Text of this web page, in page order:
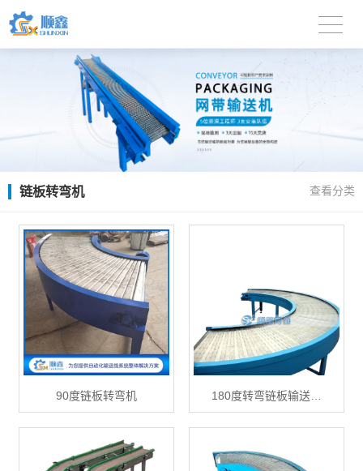
链板转弯机 查看分类
90度链板转弯机 180度转弯链板输送…